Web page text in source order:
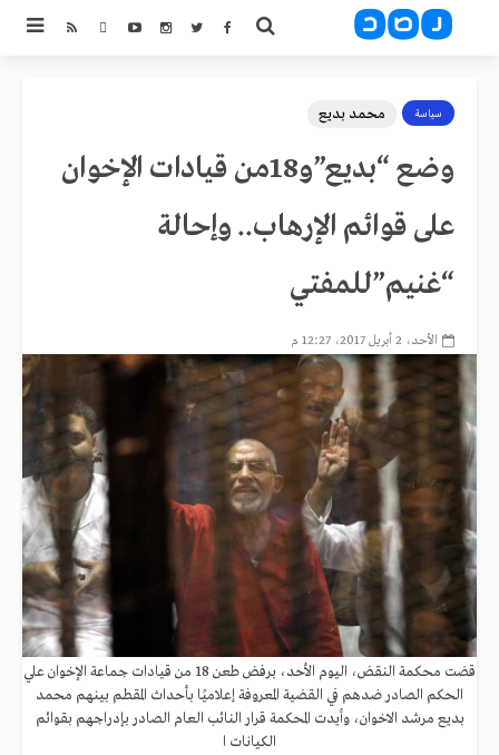
سياسة محمد بديع
وضع “بديع”و18من قيادات الإخوان
على قوائم الإرهاب.. وإحالة
“غنيم”للمفتي
الأحد، 2 أبريل 2017، 12:27 م
قضت محكمة النقض، اليوم الأحد، برفض طعن 18 من قيادات جماعة الإخوان علي
الحكم الصادر ضدهم في القضية المعروفة إعلاميًا بأحداث المقطم بينهم محمد
بديع مرشد الاخوان، وأيدت المحكمة قرار النائب العام الصادر بإدراجهم بقوائم
الكيانات ا